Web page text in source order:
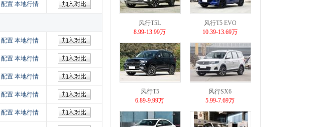
配置 本地行情
配置 本地行情
配置 本地行情
配置 本地行情
配置 本地行情
配置 本地行情
风行T5L
8.99-13.99万
风行T5 EVO
10.39-13.69万
风行T5
6.89-9.99万
风行SX6
5.99-7.69万